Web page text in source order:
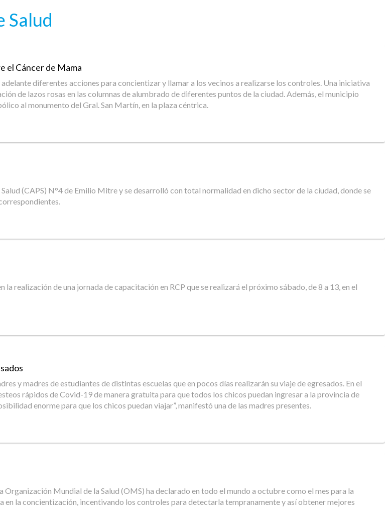
Salud
el Cáncer de Mama
diferentes acciones para concientizar y llamar a los vecinos a realizarse los controles. Una iniciativa
de lazos rosas en las columnas de alumbrado de diferentes puntos de la ciudad. Además, el municipio
al monumento del Gral. San Martín, en la plaza céntrica.
(CAPS) N°4 de Emilio Mitre y se desarrolló con total normalidad en dicho sector de la ciudad, donde se
realización de una jornada de capacitación en RCP que se realizará el próximo sábado, de 8 a 13, en el
y madres de estudiantes de distintas escuelas que en pocos días realizarán su viaje de egresados. En el
rápidos de Covid-19 de manera gratuita para que todos los chicos puedan ingresar a la provincia de
enorme para que los chicos puedan viajar”, manifestó una de las madres presentes.
Mundial de la Salud (OMS) ha declarado en todo el mundo a octubre como el mes para la
la concientización, incentivando los controles para detectarla tempranamente y así obtener mejores